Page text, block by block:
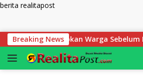
berita realitapost
Breaking News
Disiapkan Warga Sebelum Petugas